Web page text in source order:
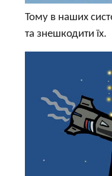
Тому в наших
та знешкодити їх.